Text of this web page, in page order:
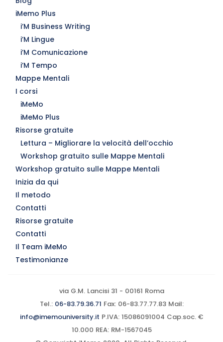
iMemo Plus
i’M Business Writing
i’M Lingue
i’M Comunicazione
i’M Tempo
Mappe Mentali
I corsi
iMeMo
iMeMo Plus
Risorse gratuite
Lettura – Migliorare la velocità dell’occhio
Workshop gratuito sulle Mappe Mentali
Workshop gratuito sulle Mappe Mentali
Inizia da qui
Il metodo
Contatti
Risorse gratuite
Contatti
Il Team iMeMo
Testimonianze
via G.M. Lancisi 31 - 00161 Roma
Tel.:06-83.79.36.71 Fax: 06-83.77.77.83 Mail:
info@imemouniversity.it P.IVA: 15086091004 Cap.soc. €
10.000 REA: RM-1567045